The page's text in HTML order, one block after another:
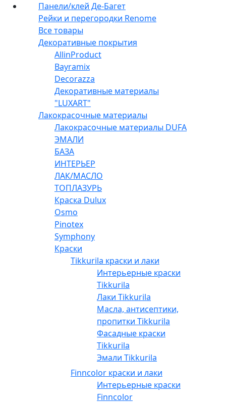
Панели/клей Де-Багет
Рейки и перегородки Renome
Все товары
Декоративные покрытия
AllinProduct
Bayramix
Decorazza
Декоративные материалы
"LUXART"
Лакокрасочные материалы
Лакокрасочные материалы DUFA
ЭМАЛИ
БАЗА
ИНТЕРЬЕР
ЛАК/МАСЛО
ТОПЛАЗУРЬ
Краска Dulux
Osmo
Pinotex
Symphony
Краски
Tikkurila краски и лаки
Интерьерные краски
Tikkurila
Лаки Tikkurila
Масла, антисептики,
пропитки Tikkurila
Фасадные краски
Tikkurila
Эмали Tikkurila
Finncolor краски и лаки
Интерьерные краски
Finncolor